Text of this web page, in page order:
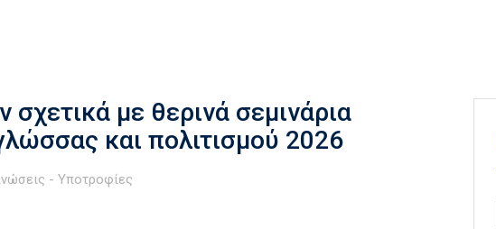
με θερινά σεμινάρια
και πολιτισμού 2026
- Υποτροφίες